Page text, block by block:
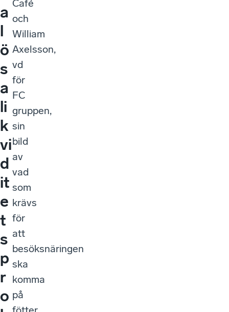
a
l
ö
s
a
li
k
vi
d
it
e
t
s
p
r
o
Café
och
William
Axelsson,
vd
för
FC
gruppen,
sin
bild
av
vad
som
krävs
för
att
besöksnäringen
ska
komma
på